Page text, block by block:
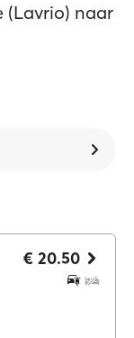
(Lavrio) naar
€ 20.50